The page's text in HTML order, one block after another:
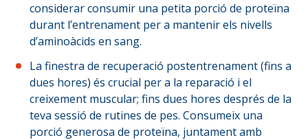
considerar consumir una petita porció de proteïna
durant l’entrenament per a mantenir els nivells
d’aminoàcids en sang.
La finestra de recuperació postentrenament (fins a
dues hores) és crucial per a la reparació i el
creixement muscular; fins dues hores després de la
teva sessió de rutines de pes. Consumeix una
porció generosa de proteïna, juntament amb